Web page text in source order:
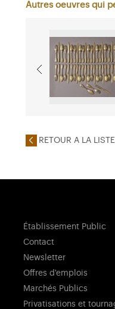
Autres oeuvres qui
RETOUR A LA LISTE
Établissement Public
Contact
Newsletter
Offres d'emplois
Marchés Publics
Privatisations et